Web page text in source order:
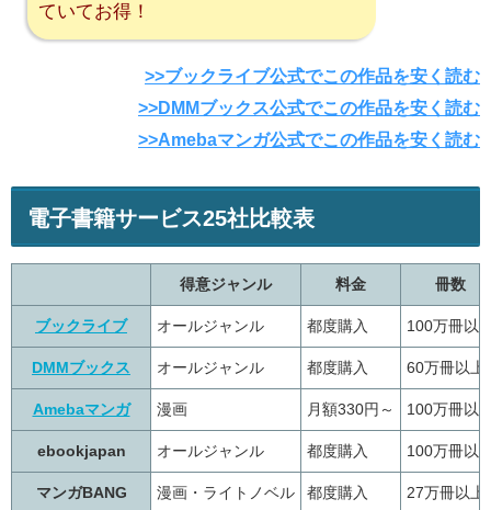
ていてお得！
>>ブックライブ公式でこの作品を安く読む
>>DMMブックス公式でこの作品を安く読む
>>Amebaマンガ公式でこの作品を安く読む
電子書籍サービス25社比較表
得意ジャンル 料金 冊数
ブックライブ オールジャンル 都度購入 100万冊以
DMMブックス オールジャンル 都度購入 60万冊以上
Amebaマンガ 漫画 月額330円～ 100万冊以
ebookjapan オールジャンル 都度購入 100万冊以
マンガBANG 漫画・ライトノベル 都度購入 27万冊以上